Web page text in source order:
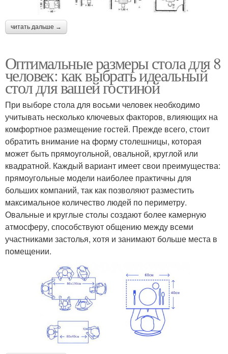
читать дальше →
Оптимальные размеры стола для 8
человек: как выбрать идеальный
стол для вашей гостиной
При выборе стола для восьми человек необходимо
учитывать несколько ключевых факторов, влияющих на
комфортное размещение гостей. Прежде всего, стоит
обратить внимание на форму столешницы, которая
может быть прямоугольной, овальной, круглой или
квадратной. Каждый вариант имеет свои преимущества:
прямоугольные модели наиболее практичны для
больших компаний, так как позволяют разместить
максимальное количество людей по периметру.
Овальные и круглые столы создают более камерную
атмосферу, способствуют общению между всеми
участниками застолья, хотя и занимают больше места в
помещении.